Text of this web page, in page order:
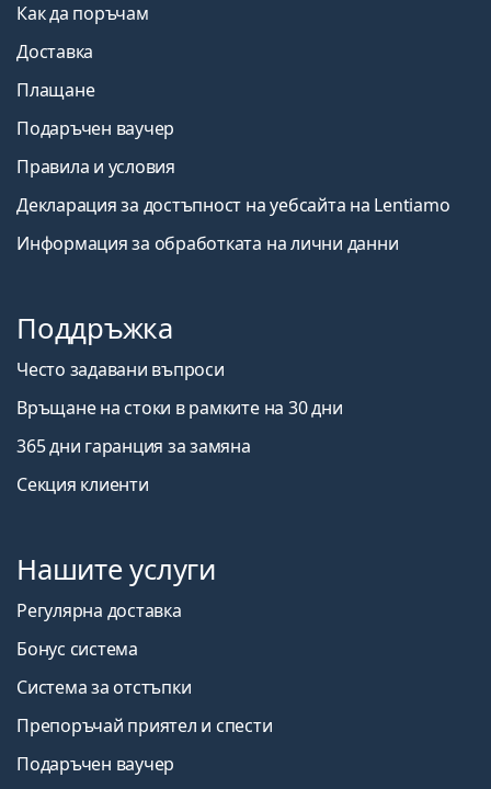
Как да поръчам
Доставка
Плащане
Подаръчен ваучер
Правила и условия
Декларация за достъпност на уебсайта на Lentiamo
Информация за обработката на лични данни
Поддръжка
Често задавани въпроси
Връщане на стоки в рамките на 30 дни
365 дни гаранция за замяна
Секция клиенти
Нашите услуги
Регулярна доставка
Бонус система
Система за отстъпки
Препоръчай приятел и спести
Подаръчен ваучер